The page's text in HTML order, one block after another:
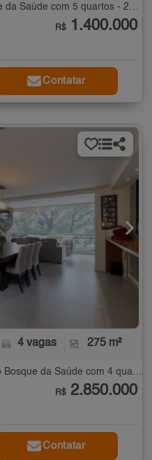
R$ 1.400.000
Contatar
4 vagas 275 m²
R$ 2.850.000
Contatar